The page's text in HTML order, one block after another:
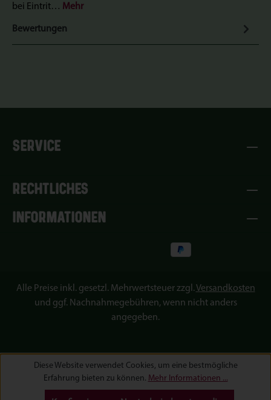
bei Eintrit… Mehr
Bewertungen
SERVICE
RECHTLICHES
INFORMATIONEN
Alle Preise inkl. gesetzl. Mehrwertsteuer zzgl. Versandkosten
und ggf. Nachnahmegebühren, wenn nicht anders
angegeben.
Diese Website verwendet Cookies, um eine bestmögliche
Erfahrung bieten zu können. Mehr Informationen ...